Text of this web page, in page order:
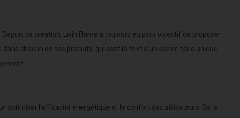
sa création, Livin Flame a toujours eu pour objectif de proposer
chacun de ses produits, qui sont le fruit d'un savoir-faire unique
optimiser l'efficacité énergétique et le confort des utilisateurs. De la